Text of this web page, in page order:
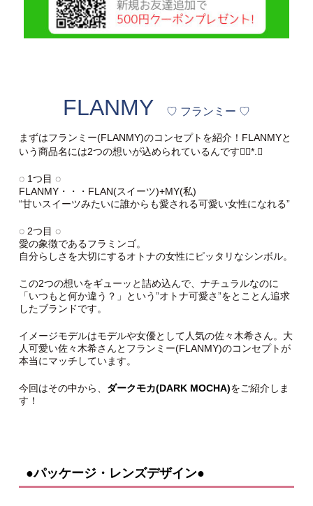
FLANMY ♡ フランミー ♡
まずはフランミー(FLANMY)のコンセプトを紹介！FLANMYと
いう商品名には2つの想いが込められているんです❁⃘*.ﾟ
◌ 1つ目 ◌
FLANMY・・・FLAN(スイーツ)+MY(私)
“甘いスイーツみたいに誰からも愛される可愛い女性になれる”
◌ 2つ目 ◌
愛の象徴であるフラミンゴ。
自分らしさを大切にするオトナの女性にピッタリなシンボル。
この2つの想いをギューッと詰め込んで、ナチュラルなのに
「いつもと何か違う？」という”オトナ可愛さ”をとことん追求
したブランドです。
イメージモデルはモデルや女優として人気の佐々木希さん。大
人可愛い佐々木希さんとフランミー(FLANMY)のコンセプトが
本当にマッチしています。
今回はその中から、 ダークモカ(DARK MOCHA)をご紹介しま
す！
●パッケージ・レンズデザイン●